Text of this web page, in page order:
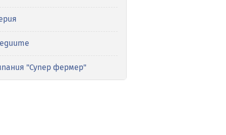
"Супер фермер"